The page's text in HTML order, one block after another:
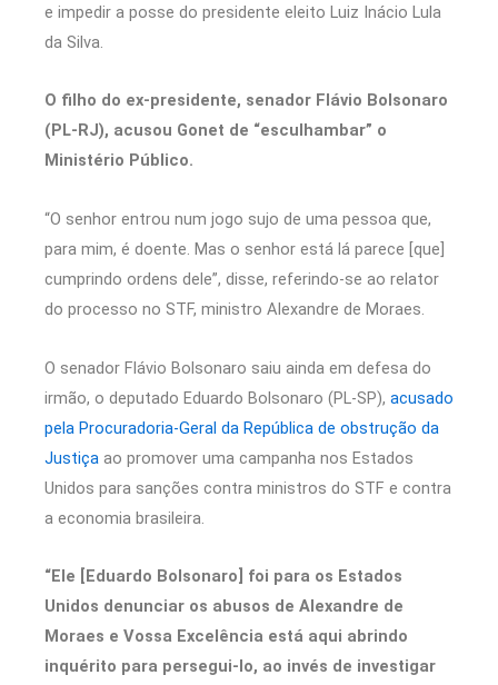
e impedir a posse do presidente eleito Luiz Inácio Lula
da Silva.
O filho do ex-presidente, senador Flávio Bolsonaro
(PL-RJ), acusou Gonet de “esculhambar” o
Ministério Público.
“O senhor entrou num jogo sujo de uma pessoa que,
para mim, é doente. Mas o senhor está lá parece [que]
cumprindo ordens dele”, disse, referindo-se ao relator
do processo no STF, ministro Alexandre de Moraes.
O senador Flávio Bolsonaro saiu ainda em defesa do
irmão, o deputado Eduardo Bolsonaro (PL-SP), acusado
pela Procuradoria-Geral da República de obstrução da
Justiça ao promover uma campanha nos Estados
Unidos para sanções contra ministros do STF e contra
a economia brasileira.
“Ele [Eduardo Bolsonaro] foi para os Estados
Unidos denunciar os abusos de Alexandre de
Moraes e Vossa Excelência está aqui abrindo
inquérito para persegui-lo, ao invés de investigar